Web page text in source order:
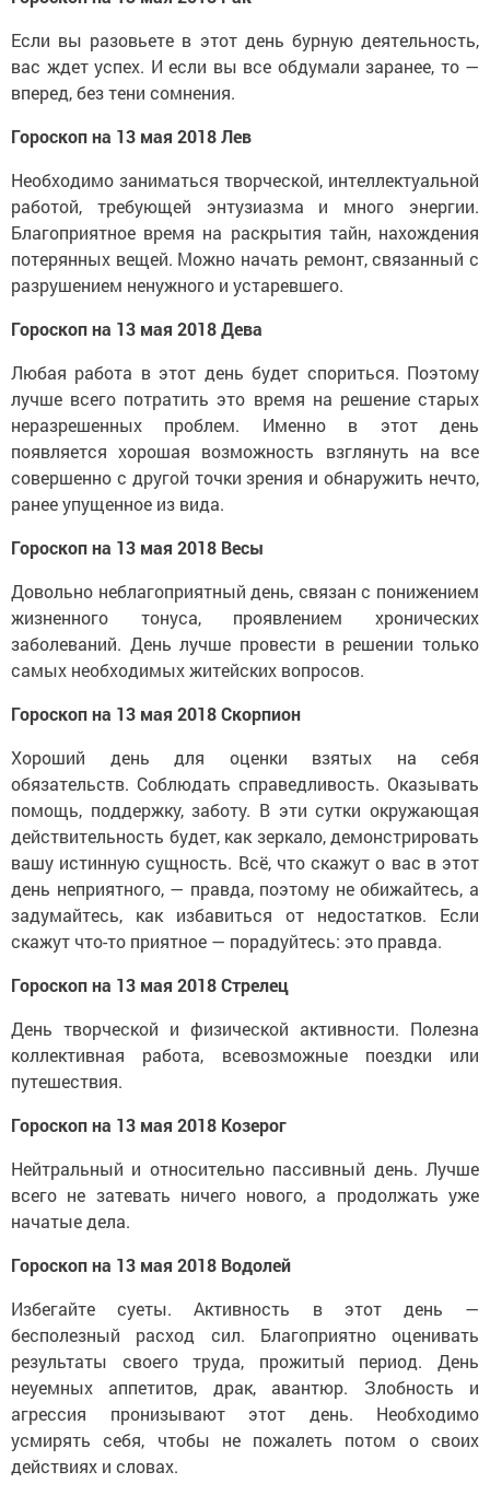
Если вы разовьете в этот день бурную деятельность,
вас ждет успех. И если вы все обдумали заранее, то —
вперед, без тени сомнения.
Гороскоп на 13 мая 2018 Лев
Необходимо заниматься творческой, интеллектуальной
работой, требующей энтузиазма и много энергии.
Благоприятное время на раскрытия тайн, нахождения
потерянных вещей. Можно начать ремонт, связанный с
разрушением ненужного и устаревшего.
Гороскоп на 13 мая 2018 Дева
Любая работа в этот день будет спориться. Поэтому
лучше всего потратить это время на решение старых
неразрешенных проблем. Именно в этот день
появляется хорошая возможность взглянуть на все
совершенно с другой точки зрения и обнаружить нечто,
ранее упущенное из вида.
Гороскоп на 13 мая 2018 Весы
Довольно неблагоприятный день, связан с понижением
жизненного тонуса, проявлением хронических
заболеваний. День лучше провести в решении только
самых необходимых житейских вопросов.
Гороскоп на 13 мая 2018 Скорпион
Хороший день для оценки взятых на себя
обязательств. Соблюдать справедливость. Оказывать
помощь, поддержку, заботу. В эти сутки окружающая
действительность будет, как зеркало, демонстрировать
вашу истинную сущность. Всё, что скажут о вас в этот
день неприятного, — правда, поэтому не обижайтесь, а
задумайтесь, как избавиться от недостатков. Если
скажут что-то приятное — порадуйтесь: это правда.
Гороскоп на 13 мая 2018 Стрелец
День творческой и физической активности. Полезна
коллективная работа, всевозможные поездки или
путешествия.
Гороскоп на 13 мая 2018 Козерог
Нейтральный и относительно пассивный день. Лучше
всего не затевать ничего нового, а продолжать уже
начатые дела.
Гороскоп на 13 мая 2018 Водолей
Избегайте суеты. Активность в этот день —
бесполезный расход сил. Благоприятно оценивать
результаты своего труда, прожитый период. День
неуемных аппетитов, драк, авантюр. Злобность и
агрессия пронизывают этот день. Необходимо
усмирять себя, чтобы не пожалеть потом о своих
действиях и словах.